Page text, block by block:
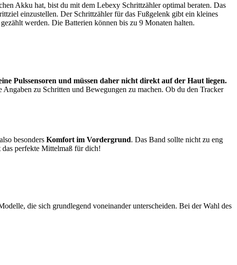
Akku hat, bist du mit dem Lebexy Schrittzähler optimal beraten. Das
einzustellen. Der Schrittzähler für das Fußgelenk gibt ein kleines
werden. Die Batterien können bis zu 9 Monaten halten.
Pulssensoren und müssen daher nicht direkt auf der Haut liegen.
zu Schritten und Bewegungen zu machen. Ob du den Tracker
besonders Komfort im Vordergrund. Das Band sollte nicht zu eng
das perfekte Mittelmaß für dich!
die sich grundlegend voneinander unterscheiden. Bei der Wahl des